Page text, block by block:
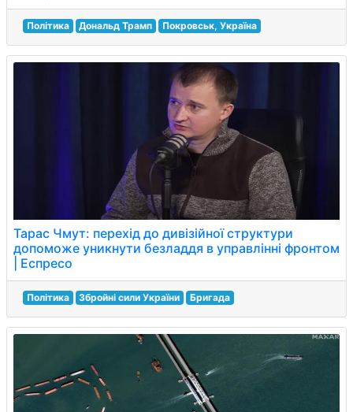
Політика Дональд Трамп Покровськ, Україна
Тарас Чмут: перехід до дивізійної структури
допоможе уникнути безладдя в управлінні фронтом
| Еспресо
Політика Збройні сили України Бригада